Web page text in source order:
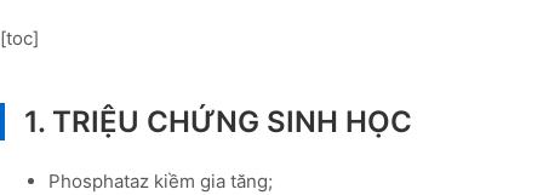
[toc]
1. TRIỆU CHỨNG SINH HỌC
Phosphataz kiềm gia tăng;